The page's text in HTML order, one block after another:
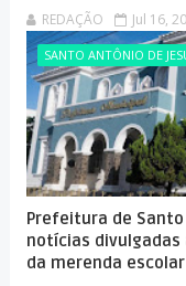
REDAÇÃO Jul 16,
SANTO ANTÔNIO DE
Prefeitura de
notícias divulgadas
da merenda escolar